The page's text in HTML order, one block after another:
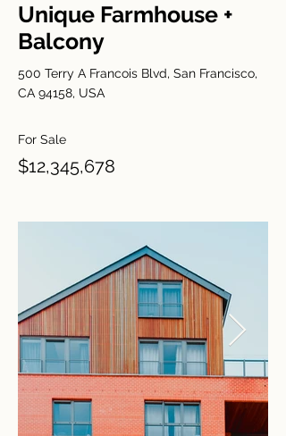
Unique Farmhouse +
Balcony
500 Terry A Francois Blvd, San Francisco,
CA 94158, USA
For Sale
$12,345,678